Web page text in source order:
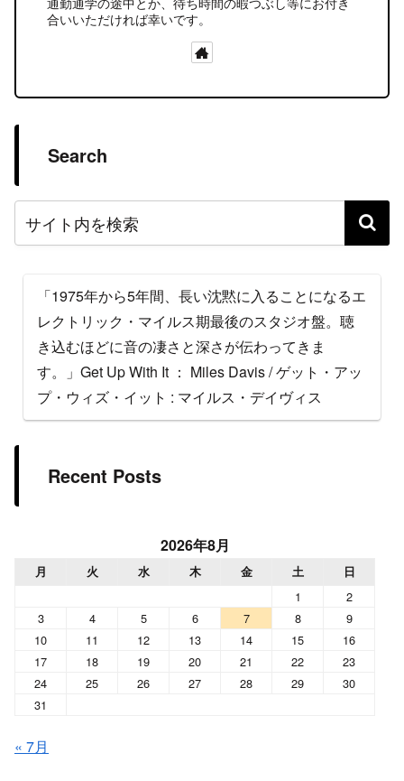
合いいただければ幸いです。
Search
「1975年から5年間、長い沈黙に入ることになるエ
レクトリック・マイルス期最後のスタジオ盤。聴
き込むほどに音の凄さと深さが伝わってきま
す。」Get Up With It ： Miles Davis / ゲット・アッ
プ・ウィズ・イット : マイルス・デイヴィス
Recent Posts
2026年8月
月 火 水 木 金 土 日
1
2
3
4 5 6 7 8
9
10
11 12 13 14 15
16
17
18 19 20 21 22
23
24
25 26 27 28 29
30
31
« 7月